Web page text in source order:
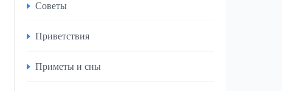
Советы
Приветствия
Приметы и сны